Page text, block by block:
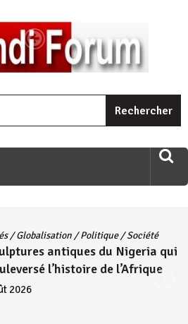
canke igihugu cakwibarutse .Wewe
kibazo : Uriko ukora iki kugira ngo
/Globalisation /Politique/Société
antiques du Nigeria qui
l’histoire de l’Afrique
2026